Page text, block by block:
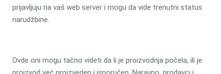
prijavljuju na vaš web server i mogu da vide trenutni status
narudžbine.
Ovde oni mogu tačno videti da li je proizvodnja počela, ili je